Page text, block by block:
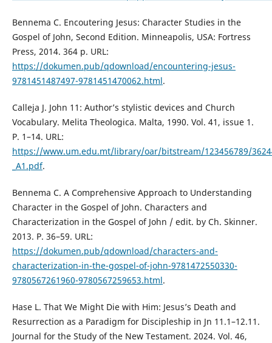
Bennema C. Encoutering Jesus: Character Studies in the
Gospel of John, Second Edition. Minneapolis, USA: Fortress
Press, 2014. 364 p. URL:
https://dokumen.pub/qdownload/encountering-jesus-
9781451487497-9781451470062.html.
Calleja J. John 11: Author’s stylistic devices and Church
Vocabulary. Melita Theologica. Malta, 1990. Vol. 41, issue 1.
P. 1–14. URL:
https://www.um.edu.mt/library/oar/bitstream/123456789/
_A1.pdf.
Bennema C. A Comprehensive Approach to Understanding
Character in the Gospel of John. Characters and
Characterization in the Gospel of John / edit. by Ch. Skinner.
2013. P. 36–59. URL:
https://dokumen.pub/qdownload/characters-and-
characterization-in-the-gospel-of-john-9781472550330-
9780567261960-9780567259653.html.
Hase L. That We Might Die with Him: Jesus’s Death and
Resurrection as a Paradigm for Discipleship in Jn 11.1–12.11.
Journal for the Study of the New Testament. 2024. Vol. 46,